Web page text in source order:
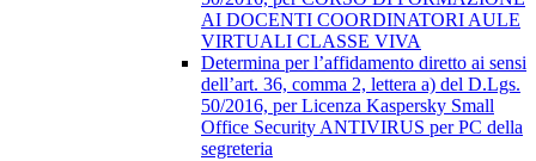
AI DOCENTI COORDINATORI AULE
VIRTUALI CLASSE VIVA
Determina per l’affidamento diretto ai sensi
dell’art. 36, comma 2, lettera a) del D.Lgs.
50/2016, per Licenza Kaspersky Small
Office Security ANTIVIRUS per PC della
segreteria